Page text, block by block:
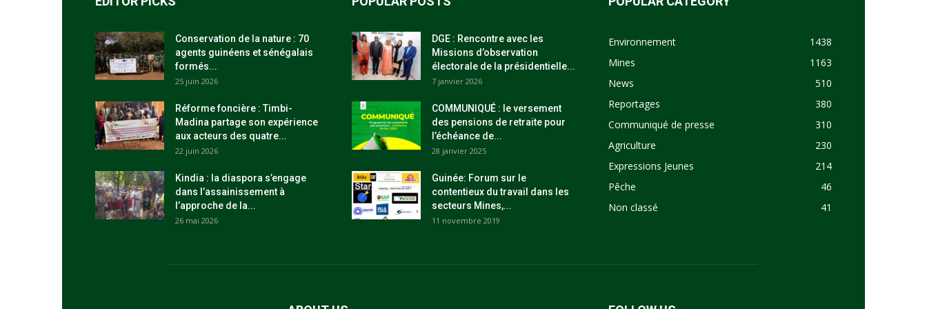
Conservation de la nature : 70
agents guinéens et sénégalais
formés...
25 juin 2026
Réforme foncière : Timbi-
Madina partage son expérience
aux acteurs des quatre...
22 juin 2026
Kindia : la diaspora s’engage
dans l’assainissement à
l’approche de la...
26 mai 2026
DGE : Rencontre avec les
Missions d’observation
électorale de la présidentielle...
7 janvier 2026
COMMUNIQUÉ : le versement
des pensions de retraite pour
l’échéance de...
28 janvier 2025
Guinée: Forum sur le
contentieux du travail dans les
secteurs Mines,...
11 novembre 2019
Environnement
1438
Mines
1163
News
510
Reportages
380
Communiqué de presse
310
Agriculture
230
Expressions Jeunes
214
Pêche
46
Non classé
41